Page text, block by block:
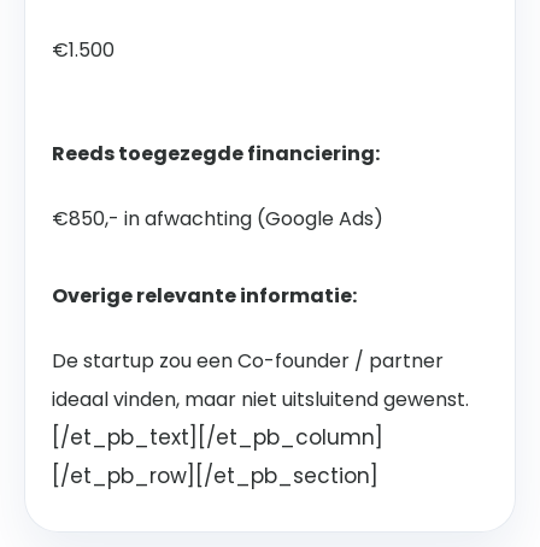
€1.500
Reeds toegezegde financiering:
€850,- in afwachting (Google Ads)
Overige relevante informatie:
De startup zou een Co-founder / partner
ideaal vinden, maar niet uitsluitend gewenst.
[/et_pb_text][/et_pb_column]
[/et_pb_row][/et_pb_section]